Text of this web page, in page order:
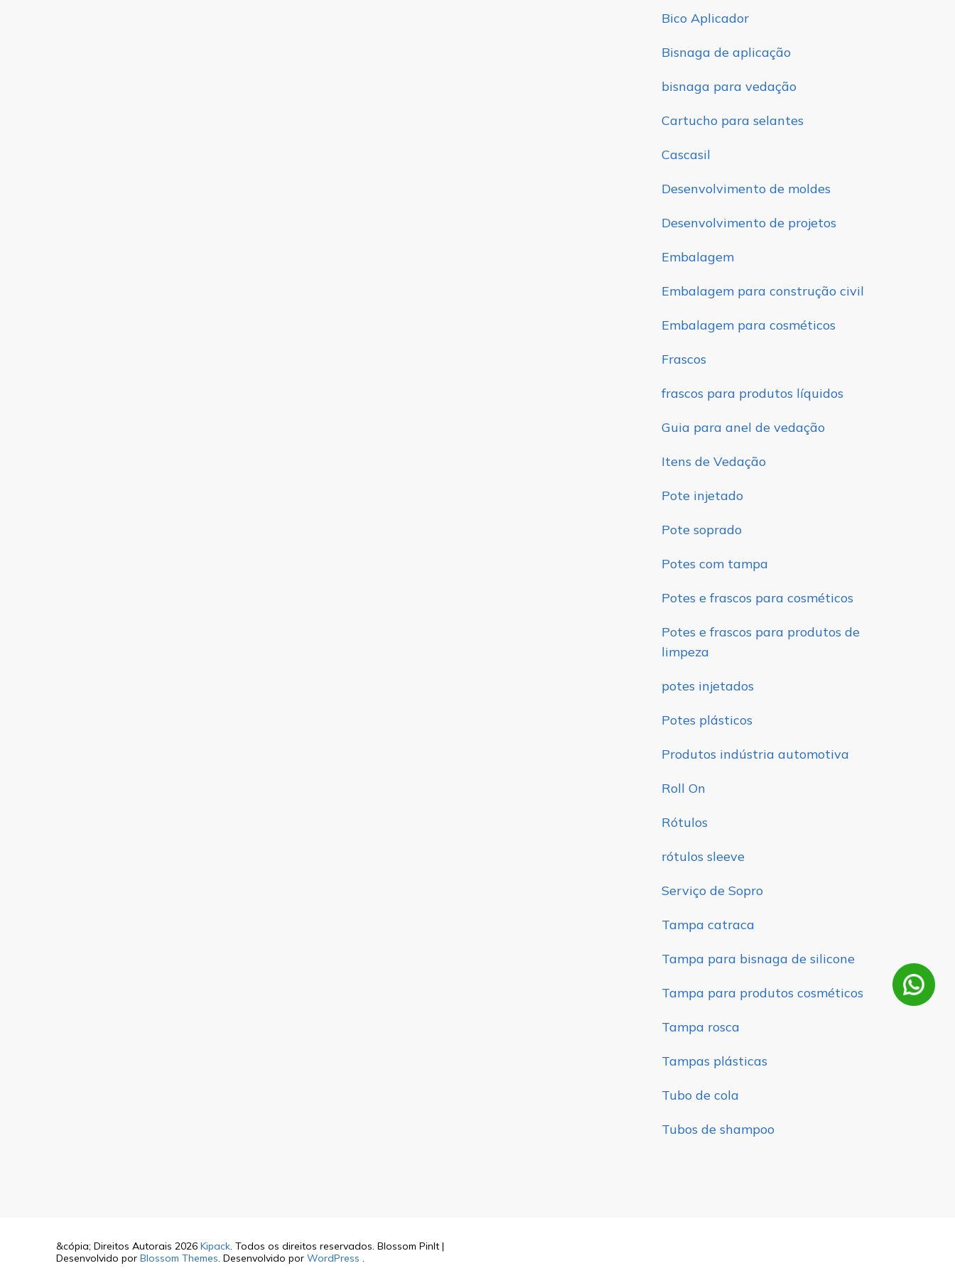
Bico Aplicador
Bisnaga de aplicação
bisnaga para vedação
Cartucho para selantes
Cascasil
Desenvolvimento de moldes
Desenvolvimento de projetos
Embalagem
Embalagem para construção civil
Embalagem para cosméticos
Frascos
frascos para produtos líquidos
Guia para anel de vedação
Itens de Vedação
Pote injetado
Pote soprado
Potes com tampa
Potes e frascos para cosméticos
Potes e frascos para produtos de
limpeza
potes injetados
Potes plásticos
Produtos indústria automotiva
Roll On
Rótulos
rótulos sleeve
Serviço de Sopro
Tampa catraca
Tampa para bisnaga de silicone
Tampa para produtos cosméticos
Tampa rosca
Tampas plásticas
Tubo de cola
Tubos de shampoo
&cópia; Direitos Autorais 2026 Kipack. Todos os direitos reservados. Blossom PinIt |
Desenvolvido por Blossom Themes. Desenvolvido por WordPress .